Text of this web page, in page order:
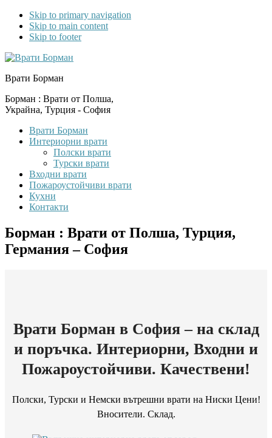
Skip to primary navigation
Skip to main content
Skip to footer
Врати Борман
Борман : Врати от Полша,
Украйна, Турция - София
Врати Борман
Интериорни врати
Полски врати
Турски врати
Входни врати
Пожароустойчиви врати
Кухни
Контакти
Борман : Врати от Полша, Турция,
Германия – София
Врати Борман в София – на склад
и поръчка. Интериорни, Входни и
Пожароустойчиви. Качествени!
Полски, Турски и Немски вътрешни врати на Ниски Цени!
Вносители. Склад.